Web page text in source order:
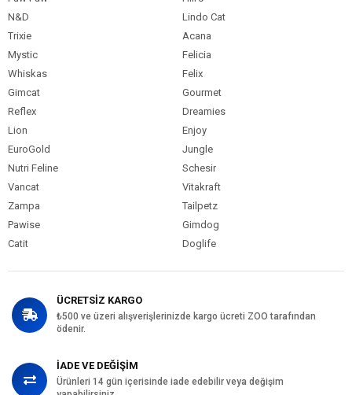
Kedi Maması
Formu
Kedi Maması
İçerik
Kedi Maması
Paket Boyutu
Kıvam
Kedi Irk Özelliği Persian (İran Kedisi)
N&D
Lindo Cat
Trixie
Acana
Mystic
Felicia
Whiskas
Felix
Gimcat
Gourmet
Reflex
Dreamies
Lion
Enjoy
EuroGold
Jungle
Nutri Feline
Schesir
Vancat
Vitakraft
Zampa
Tailpetz
Pawise
Gimdog
Catit
Doglife
ÜCRETSİZ KARGO
₺500 ve üzeri alışverişlerinizde kargo ücreti ZOO tarafından
ödenir.
İADE VE DEĞİŞİM
Ürünleri 14 gün içerisinde iade edebilir veya değişim